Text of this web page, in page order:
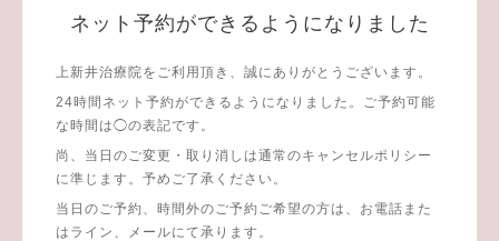
ネット予約ができるようになりました
上新井治療院をご利用頂き、誠にありがとうございます。
24時間ネット予約ができるようになりました。ご予約可能
な時間は◯の表記です。
尚、当日のご変更・取り消しは通常のキャンセルポリシー
に準じます。予めご了承ください。
当日のご予約、時間外のご予約ご希望の方は、お電話また
はライン、メールにて承ります。